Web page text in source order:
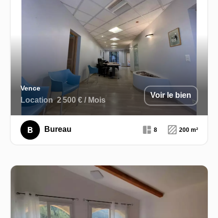
Vence
Location 2 500 € / Mois
Voir le bien
Bureau 8 200 m²